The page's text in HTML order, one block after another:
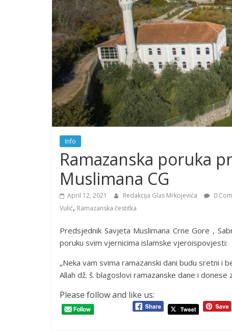
Info
Ramazanska poruka
Muslimana CG
April 12, 2021 Redakcija Glas Mrkojevića 0
Vulić, Ramazanska čestitka
Predsjednik Savjeta Muslimana Crne Gore ,
poruku svim vjernicima islamske vjeroispovjesti:
„Neka vam svima ramazanski dani budu sretni i
Allah dž. š. blagoslovi ramazanske dane i donese
Please follow and like us: